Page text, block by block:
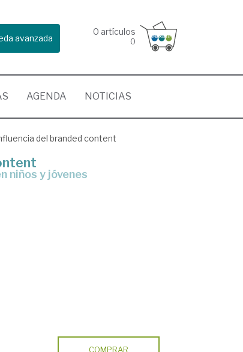
avanzada
0 artículos
0
AGENDA NOTICIAS
del branded content
niños y jóvenes
COMPRAR